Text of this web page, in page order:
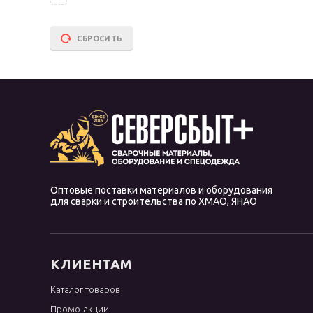
OK 96.50
OK NiFe Cl
Omnia 46
Phoenix
R-143
WC
WE
WY
СБРОСИТЬ
Оптовые поставки материалов и оборудования
для сварки и строительства по ХМАО, ЯНАО
КЛИЕНТАМ
Каталог товаров
Промо-акции